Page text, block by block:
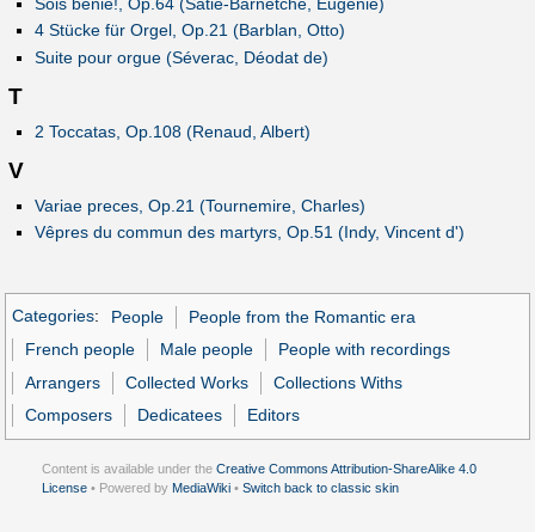
4 Stücke für Orgel, Op.21 (Barblan, Otto)
Suite pour orgue (Séverac, Déodat de)
T
2 Toccatas, Op.108 (Renaud, Albert)
V
Variae preces, Op.21 (Tournemire, Charles)
Vêpres du commun des martyrs, Op.51 (Indy, Vincent d')
Categories: People
People from the Romantic era
French people
Male people
People with recordings
Arrangers
Collected Works
Collections Withs
Composers
Dedicatees Editors
Content is available under the Creative Commons Attribution-ShareAlike 4.0
License • Powered by MediaWiki • Switch back to classic skin